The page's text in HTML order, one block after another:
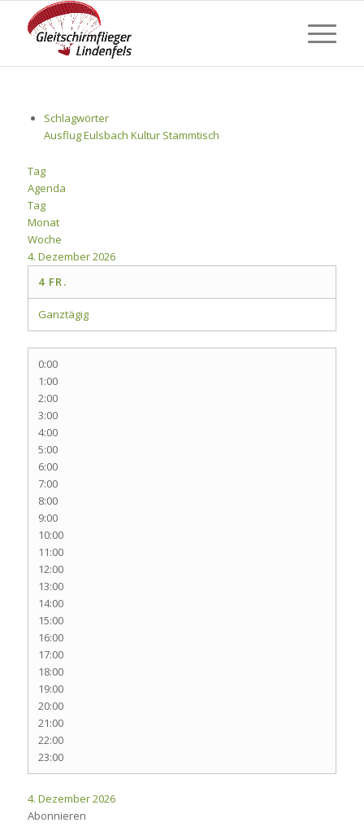
Schlagwörter
AusflugEulsbach Kultur Stammtisch
Tag
Agenda
Tag
Monat
Woche
4. Dezember 2026
4 FR.
Ganztägig
0:00
1:00
2:00
3:00
4:00
5:00
6:00
7:00
8:00
9:00
10:00
11:00
12:00
13:00
14:00
15:00
16:00
17:00
18:00
19:00
20:00
21:00
22:00
23:00
4. Dezember 2026
Abonnieren